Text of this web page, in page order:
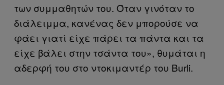
των συμμαθητών του. Όταν γινόταν το
διάλειμμα, κανένας δεν μπορούσε να
φάει γιατί είχε πάρει τα πάντα και τα
είχε βάλει στην τσάντα του», θυμάται η
αδερφή του στο ντοκιμαντέρ του Burli.